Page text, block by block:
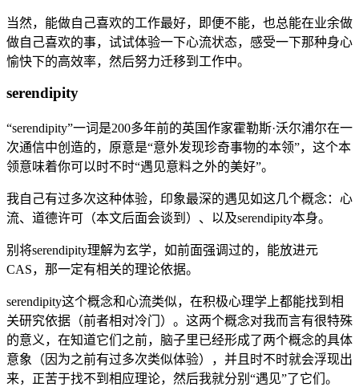
当然，能做自己喜欢的工作最好，即便不能，也总能在业余做
做自己喜欢的事，试试体验一下心流状态，感受一下那种身心
愉快下的高效率，然后努力迁移到工作中。
serendipity
“serendipity”一词是200多年前的英国作家霍勒斯·沃尔浦尔在一
次通信中创造的，原意是“意外发现珍奇事物的本领”，这个本
领意味着你可以时不时“遇见意料之外的美好”。
我自己有过多次这种体验，印象最深的遇见如这几个概念：心
流、道德许可（本文后面会谈到）、以及serendipity本身。
别将serendipity理解为玄学，如前面强调过的，能放进元
CAS，那一定有相关的理论依据。
serendipity这个概念和心流类似，在积极心理学上都能找到相
关研究依据（前者相对冷门）。这两个概念对我而言有很特殊
的意义，在知道它们之前，脑子里已经形成了两个概念的具体
意象（因为之前有过多次类似体验），并且时不时就会浮现出
来，正苦于找不到相应理论，然后我就分别“遇见”了它们。